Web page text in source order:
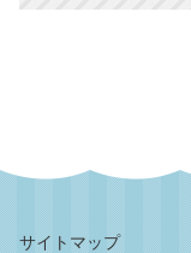
サイトマップ